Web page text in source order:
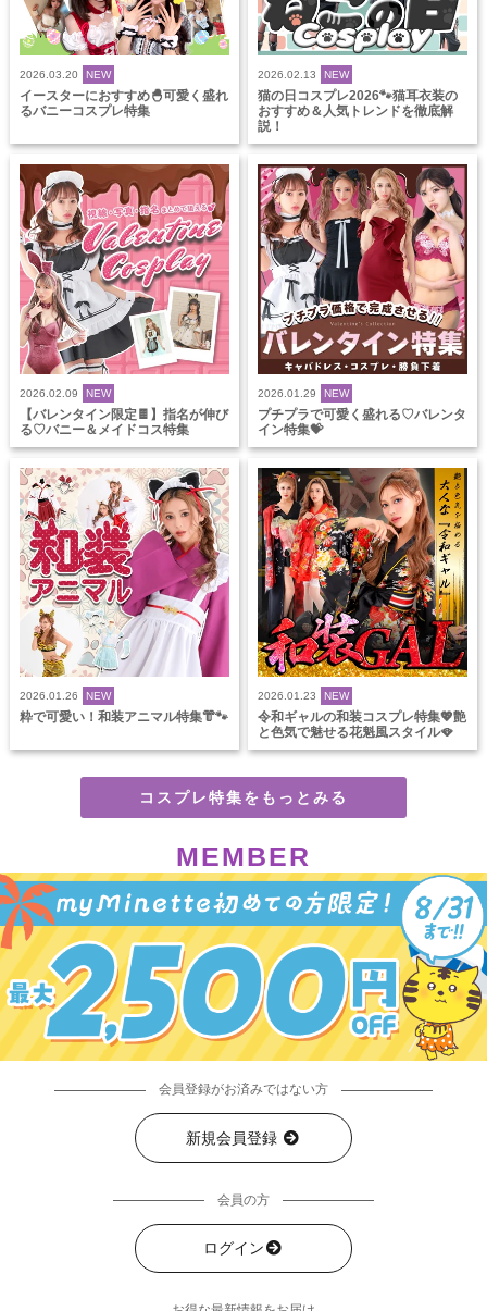
2026.03.20 NEW
イースターにおすすめ🐣可愛く盛れ
るバニーコスプレ特集
2026.02.13 NEW
猫の日コスプレ2026🐾猫耳衣装の
おすすめ＆人気トレンドを徹底解
説！
2026.02.09 NEW
【バレンタイン限定🍫】指名が伸び
る♡バニー＆メイドコス特集
2026.01.29 NEW
プチプラで可愛く盛れる♡バレンタ
イン特集💝
2026.01.26 NEW
粋で可愛い！和装アニマル特集👘🐾
2026.01.23 NEW
令和ギャルの和装コスプレ特集💖艶
と色気で魅せる花魁風スタイル🪭
コスプレ特集をもっとみる
MEMBER
会員登録がお済みではない方
新規会員登録
会員の方
ログイン